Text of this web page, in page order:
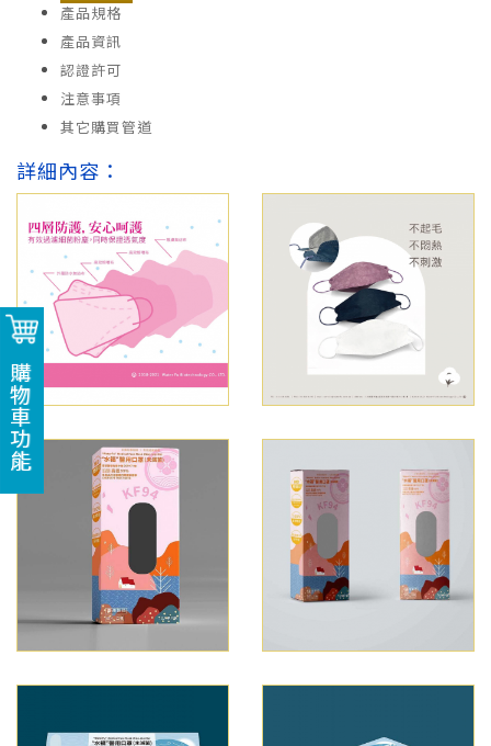
產品規格
產品資訊
認證許可
注意事項
其它購買管道
詳細內容：
購物車功能